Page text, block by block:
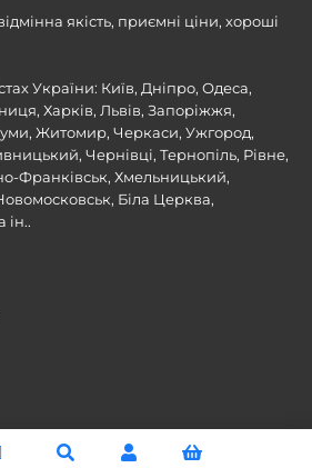
якість, приємні ціни, хороші
України: Київ, Дніпро, Одеса,
Харків, Львів, Запоріжжя,
Житомир, Черкаси, Ужгород,
Чернівці, Тернопіль, Рівне,
Франківськ, Хмельницький,
Біла Церква,
ін..